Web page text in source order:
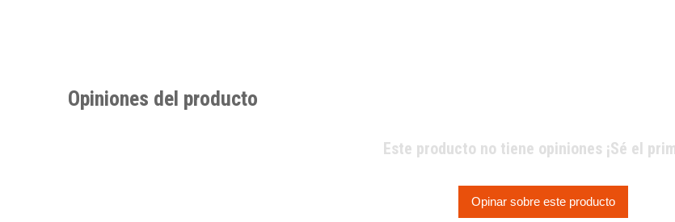
Opiniones del producto
Este producto no tiene opiniones ¡Sé el
Opinar sobre este producto